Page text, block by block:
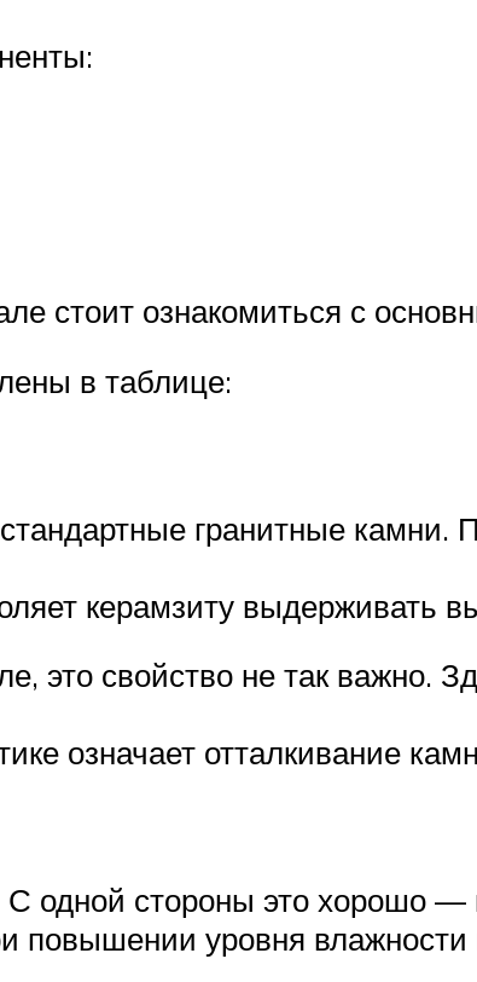
стоит ознакомиться с
в таблице:
гранитные камни.
керамзиту выдерживать
это свойство не так важно.
означает отталкивание
одной стороны это хорошо —
уровня влажности